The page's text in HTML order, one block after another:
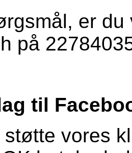
er
på
til
støtte vores